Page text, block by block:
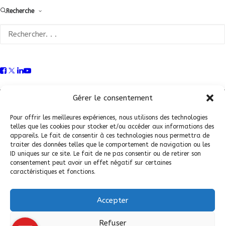
Gérer le consentement
Pour offrir les meilleures expériences, nous utilisons des technologies
telles que les cookies pour stocker et/ou accéder aux informations des
appareils. Le fait de consentir à ces technologies nous permettra de
traiter des données telles que le comportement de navigation ou les
ID uniques sur ce site. Le fait de ne pas consentir ou de retirer son
consentement peut avoir un effet négatif sur certaines
caractéristiques et fonctions.
Accepter
Refuser
Recherche
Politique de confidentialité
© 2026 Fédération Française de Carrosserie Industrie et Services. |
Tous droits réservés.